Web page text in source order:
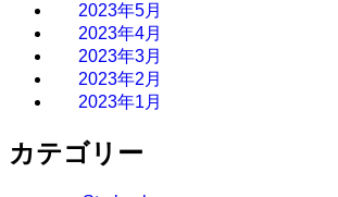
2023年5月
2023年4月
2023年3月
2023年2月
2023年1月
カテゴリー